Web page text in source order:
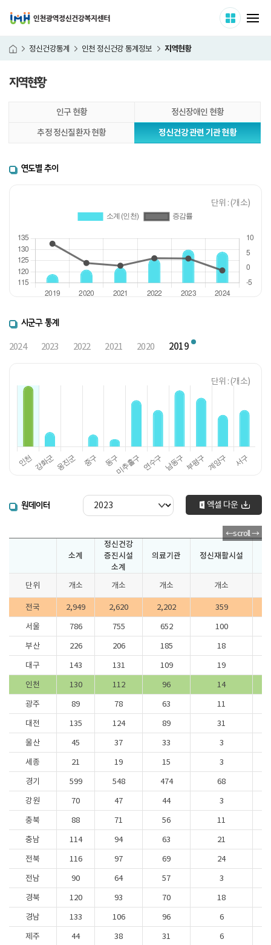
사이트
홈 정신건강통계 인천 정신건강 통계정보 지역현황
지역현황
인구 현황
정신장애인 현황
추정 정신질환자 현황
정신건강 관련 기관 현황
연도별 추이
단위 : (개소)
시군구 통계
2024 2023 2022 2021 2020 2019
단위 : (개소)
원데이터 엑셀 다운
소계
정신건강
증진시설
소계
의료기관 정신재활시설
단위 개소 개소 개소 개소
전국 2,949 2,620 2,202
359
서울
786 755 652
100
부산
226 206 185
18
대구
143 131 109
19
인천
130 112 96
14
광주
89 78 63
11
대전
135 124 89
31
울산
45 37 33
3
세종
21 19 15
3
경기
599 548 474
68
강원
70 47 44
3
충북
88 71 56
11
충남
114 94 63
21
전북
116 97 69
24
전남
90 64 57
3
경북
120 93 70
18
경남
133 106 96
6
제주
44 38 31
6